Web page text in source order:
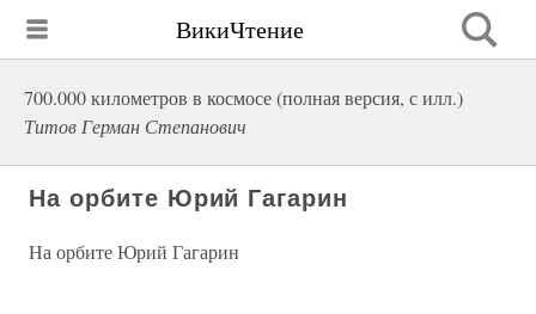
ВикиЧтение
700.000 километров в космосе (полная версия, с илл.)
Титов Герман Степанович
На орбите Юрий Гагарин
На орбите Юрий Гагарин